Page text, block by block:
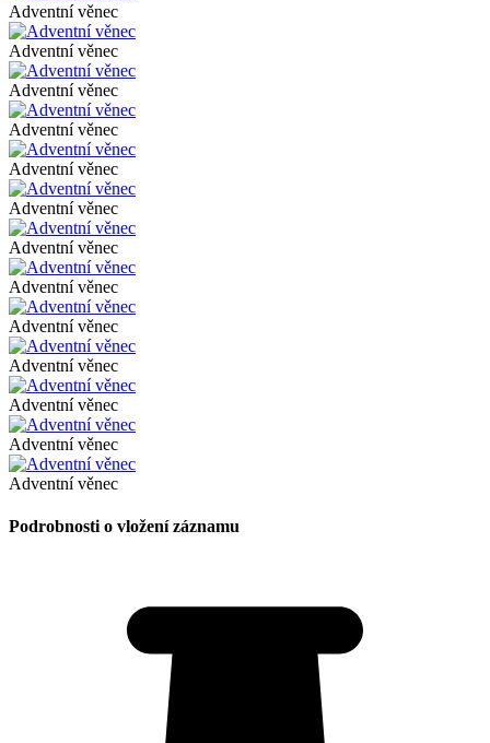
Adventní věnec
Adventní věnec
Adventní věnec
Adventní věnec
Adventní věnec
Adventní věnec
Adventní věnec
Adventní věnec
Adventní věnec
Adventní věnec
Adventní věnec
Adventní věnec
Adventní věnec
Podrobnosti o vložení záznamu